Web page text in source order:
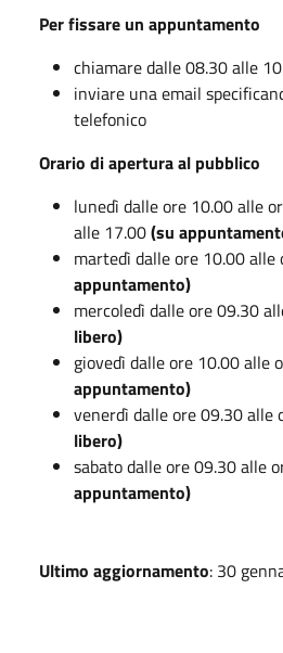
Per fissare un appuntamento
chiamare dalle 08.30 alle
inviare una email
telefonico
Orario di apertura al pubblico
lunedì dalle ore 10.00 alle
alle 17.00(su
martedì dalle ore 10.00 alle
appuntamento)
mercoledì dalle ore 09.30
libero)
giovedì dalle ore 10.00 alle
appuntamento)
venerdì dalle ore 09.30 alle
libero)
sabato dalle ore 09.30 alle
appuntamento)
Ultimo aggiornamento: 30